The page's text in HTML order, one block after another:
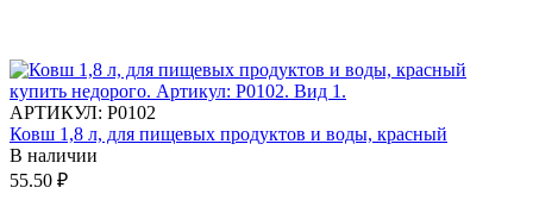
АРТИКУЛ: Р0102
Ковш 1,8 л, для пищевых продуктов и воды, красный
В наличии
55.50 ₽